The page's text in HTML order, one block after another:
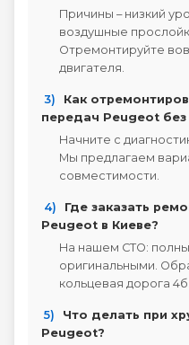
Причины – низкий
воздушные
Отремонтируйте
двигателя.
3)
Как
передач Peugeot
Начните с
Мы предлагаем
совместимости.
4)
Где заказать
Peugeot в Киеве?
На нашем СТО:
оригинальными.
кольцевая дорога 4б.
5)
Что делать при
Peugeot?